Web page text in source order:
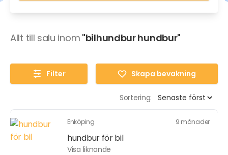
Allt till salu inom "bilhundbur hundbur"
Filter Skapa bevakning
Sortering:
Enköping 9 månader
hundbur för bil
Visa liknande